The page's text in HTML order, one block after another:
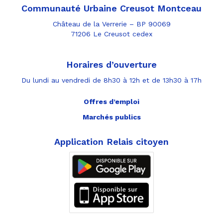
Communauté Urbaine Creusot Montceau
Château de la Verrerie – BP 90069
71206 Le Creusot cedex
Horaires d’ouverture
Du lundi au vendredi de 8h30 à 12h et de 13h30 à 17h
Offres d’emploi
Marchés publics
Application Relais citoyen